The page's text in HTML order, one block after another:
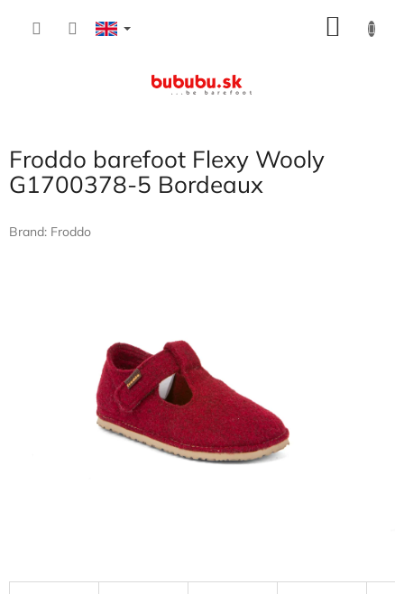
Froddo barefoot Flexy Wooly
G1700378-5 Bordeaux
Brand: Froddo